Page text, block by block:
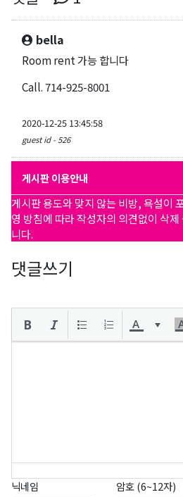
bella
Room rent 가능 합니다
Call. 714-925-8001
2020-12-25 13:45:58
guest id - 526
게시판 이용안내
게시판 용도와 맞지 않는 비방, 욕설이
영 방침에 따라 작성자의 의견없이 삭
니다.
댓글쓰기
닉네임 암호 (6~12자)